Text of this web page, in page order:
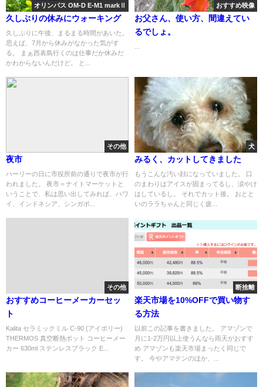
オリンパス OM-D E-M1 markⅡ
久しぶりの休みにウォーキング
久しぶりに午後、まるまる時間があいた。
思えば、7月から休みがなかった気がす
る。 まぁ西表島行くのは仕事だか休みだ
かわからないんだけど。 と...
おすすめ映像
お父さん、使い方、間違えてい
るでしょ。
その他
夜市
ハーリーの日に市役所前の通りで夜市が行
われました。 夜市＝ナイトマーケットと
いうことで、私は思い出してみれば、ハワ
イ、インドネシア、シンガポ...
犬
みるく、カットしてきました
もうこんな汚い顔になっていました。 口
のまわりはアイスが固まってるし、涙やけ
はしているし。 それでカット後。 おとと
いのララちゃんと同じく疲...
その他
おすすめコーヒーメーカーセッ
ト
Kalita セラミックミル C-90 (アイボリー)
THERMOS 真空断熱ポット コーヒーメー
カー 630ml ステンレスブラック E...
断捨離
楽天市場を10%OFFで買い物す
る方法
以前この記事を書きました。 アマゾンで
月に1-2万円以上使うんなら雨天がおすす
め アマゾンも楽天市場まったく同じで
す。 今やアマテンのほか、...